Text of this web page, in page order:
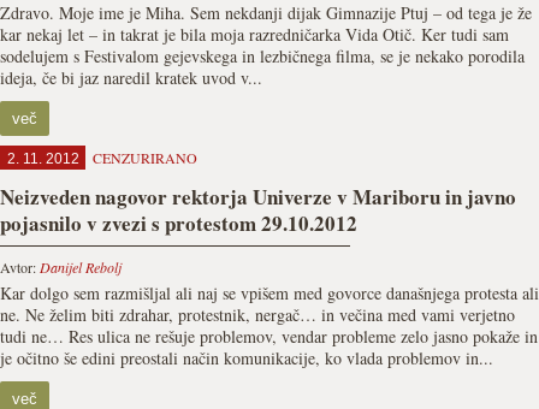
Zdravo. Moje ime je Miha. Sem nekdanji dijak Gimnazije Ptuj – od tega je že
kar nekaj let – in takrat je bila moja razredničarka Vida Otič. Ker tudi sam
sodelujem s Festivalom gejevskega in lezbičnega filma, se je nekako porodila
ideja, če bi jaz naredil kratek uvod v...
več
2. 11. 2012 CENZURIRANO
Neizveden nagovor rektorja Univerze v Mariboru in javno
pojasnilo v zvezi s protestom 29.10.2012
Avtor: Danijel Rebolj
Kar dolgo sem razmišljal ali naj se vpišem med govorce današnjega protesta ali
ne. Ne želim biti zdrahar, protestnik, nergač… in večina med vami verjetno
tudi ne… Res ulica ne rešuje problemov, vendar probleme zelo jasno pokaže in
je očitno še edini preostali način komunikacije, ko vlada problemov in...
več